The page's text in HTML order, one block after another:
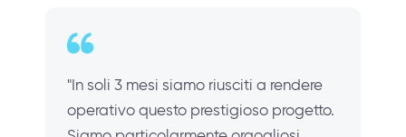
"In soli 3 mesi siamo riusciti a rendere
operativo questo prestigioso progetto.